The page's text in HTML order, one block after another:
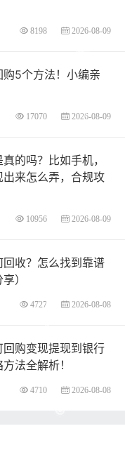
8198 2026-08-09
5个方法！小编亲
17070 2026-08-09
的吗？比如手机，
来怎么弄，合规攻
10956 2026-08-09
收？怎么找到靠谱
）
4727 2026-08-08
购变现提现到银行
法全解析！
4710 2026-08-08